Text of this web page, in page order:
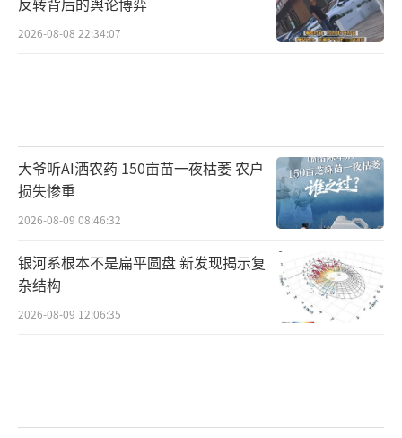
2026-08-08 22:34:07
大爷听AI洒农药 150亩苗一夜枯萎 农户
损失惨重
2026-08-09 08:46:32
银河系根本不是扁平圆盘 新发现揭示复
杂结构
2026-08-09 12:06:35